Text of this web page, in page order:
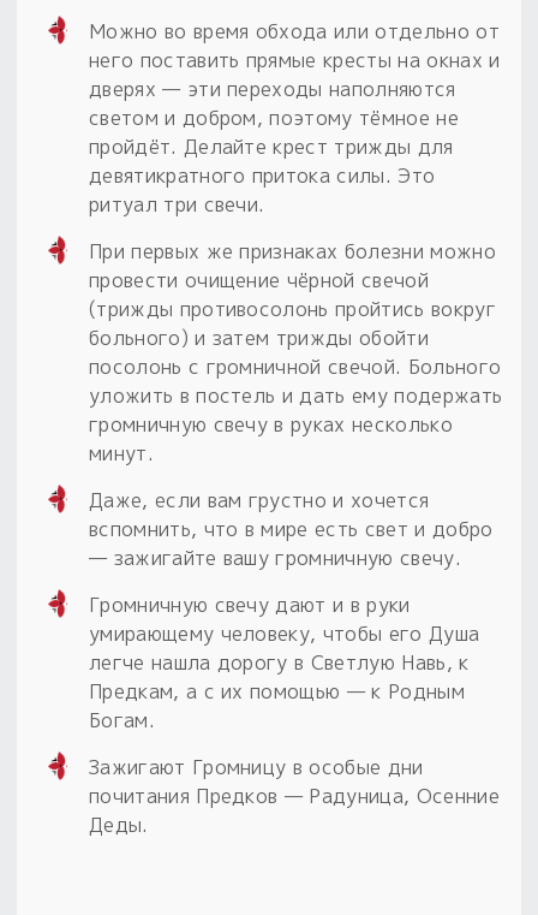
Можно во время обхода или отдельно от
него поставить прямые кресты на окнах и
дверях — эти переходы наполняются
светом и добром, поэтому тёмное не
пройдёт. Делайте крест трижды для
девятикратного притока силы. Это
ритуал три свечи.
При первых же признаках болезни можно
провести очищение чёрной свечой
(трижды противосолонь пройтись вокруг
больного) и затем трижды обойти
посолонь с громничной свечой. Больного
уложить в постель и дать ему подержать
громничную свечу в руках несколько
минут.
Даже, если вам грустно и хочется
вспомнить, что в мире есть свет и добро
— зажигайте вашу громничную свечу.
Громничную свечу дают и в руки
умирающему человеку, чтобы его Душа
легче нашла дорогу в Светлую Навь, к
Предкам, а с их помощью — к Родным
Богам.
Зажигают Громницу в особые дни
почитания Предков — Радуница, Осенние
Деды.